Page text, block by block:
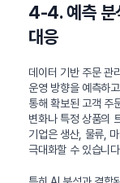
4-4. 예측 분
대응
데이터 기반 주문 관
운영 방향을 예측하
통해 확보된 고객 주
변화나 특정 상품의
기업은 생산, 물류,
극대화할 수 있습니